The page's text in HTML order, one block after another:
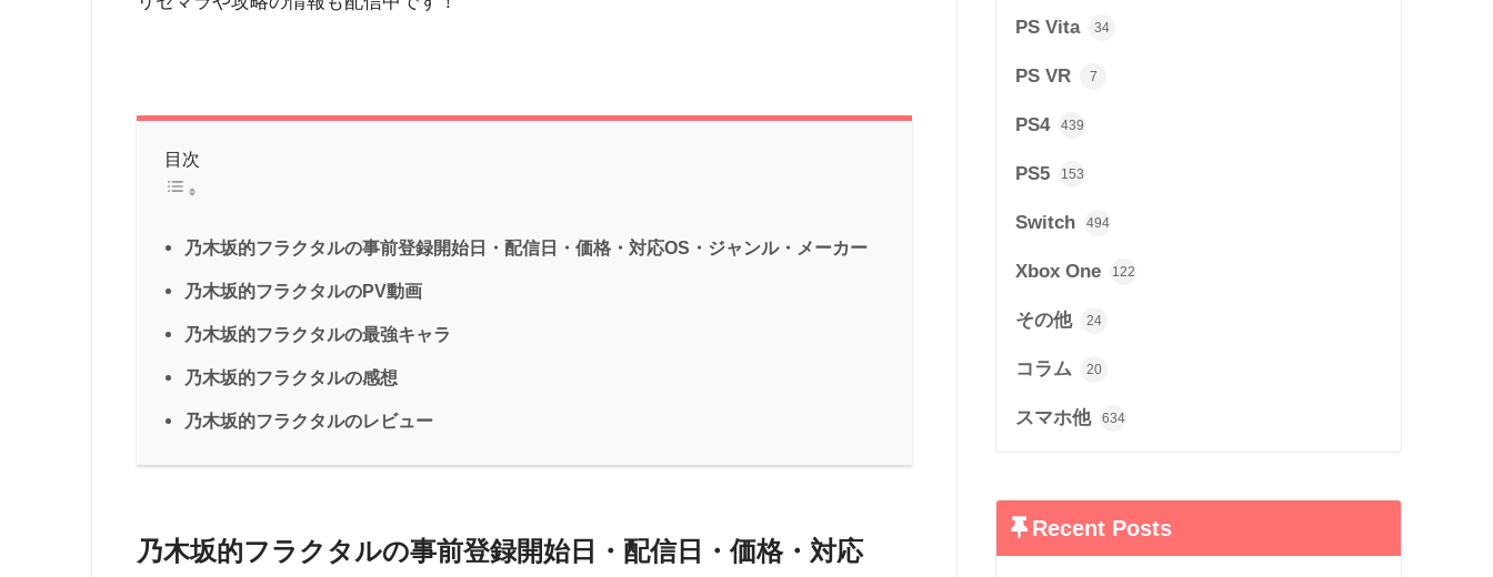
目次
乃木坂的フラクタルの事前登録開始日・配信日・価格・対応OS・ジャンル・メーカー
乃木坂的フラクタルのPV動画
乃木坂的フラクタルの最強キャラ
乃木坂的フラクタルの感想
乃木坂的フラクタルのレビュー
乃木坂的フラクタルの事前登録開始日・配信日・価格・対応
PS Vita 34
PS VR 7
PS4 439
PS5 153
Switch 494
Xbox One 122
その他 24
コラム 20
スマホ他 634
Recent Posts